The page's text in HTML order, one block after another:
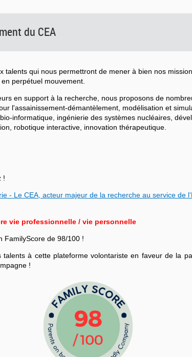
du CEA
qui nous permettront de mener à bien nos
perpétuel mouvement.
en support à la recherche, nous proposons de
l'assainissement-démantèlement, modélisation et
informatique, ingénierie des systèmes nucléaires,
robotique interactive, innovation thérapeutique.
!
- Le CEA, acteur majeur de la recherche au service de
vie professionnelle / vie personnelle
FamilyScore de 98/100 !
à cette plateforme volontariste en faveur de la
!